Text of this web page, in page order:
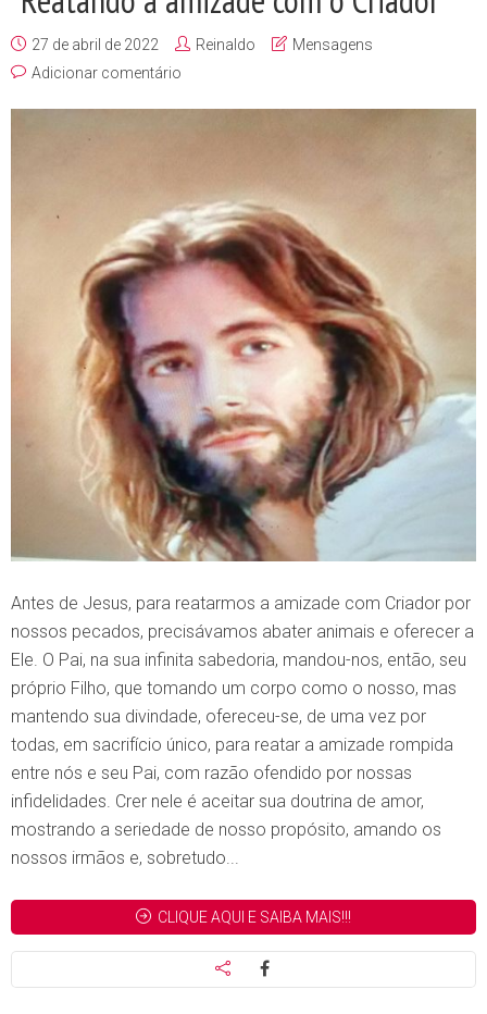
27 de abril de 2022 Reinaldo
Mensagens
Adicionar comentário
Antes de Jesus, para reatarmos a amizade com Criador por
nossos pecados, precisávamos abater animais e oferecer a
Ele. O Pai, na sua infinita sabedoria, mandou-nos, então, seu
próprio Filho, que tomando um corpo como o nosso, mas
mantendo sua divindade, ofereceu-se, de uma vez por
todas, em sacrifício único, para reatar a amizade rompida
entre nós e seu Pai, com razão ofendido por nossas
infidelidades. Crer nele é aceitar sua doutrina de amor,
mostrando a seriedade de nosso propósito, amando os
nossos irmãos e, sobretudo...
CLIQUE AQUI E SAIBA MAIS!!!